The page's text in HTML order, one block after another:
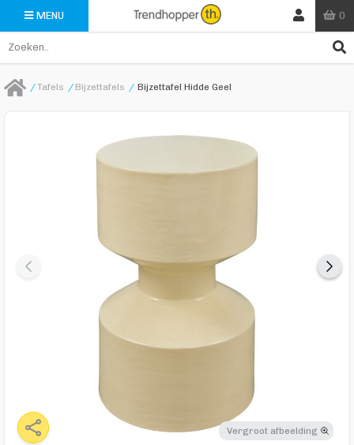
MENU 0
/Tafels / Bijzettafels / Bijzettafel Hidde Geel
Vergroot afbeelding